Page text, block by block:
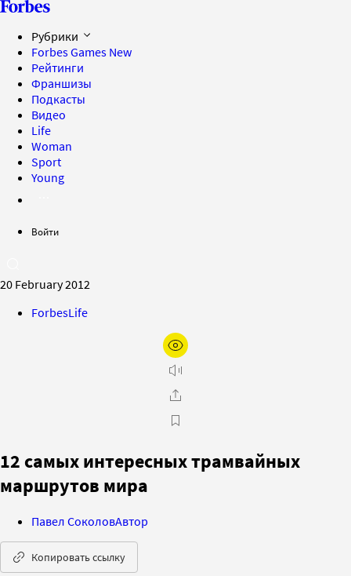
Рубрики
Forbes Games New
Рейтинги
Франшизы
Подкасты
Видео
Life
Woman
Sport
Young
Войти
20 February 2012
ForbesLife
12 самых интересных трамвайных
маршрутов мира
Павел СоколовАвтор
Копировать ссылку